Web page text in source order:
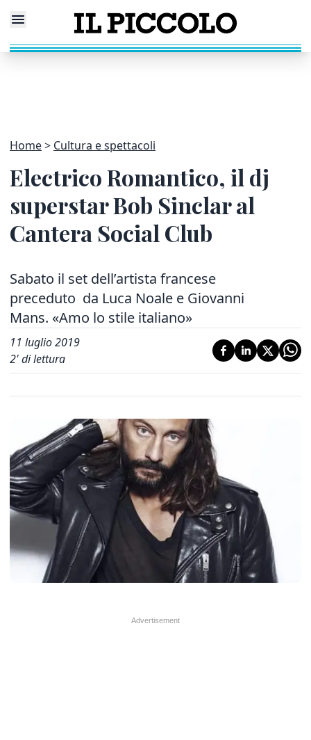
Home Cultura e spettacoli
Electrico Romantico, il dj
superstar Bob Sinclar al
Cantera Social Club
Sabato il set dell’artista francese
preceduto da Luca Noale e Giovanni
Mans. «Amo lo stile italiano»
11 luglio 2019
2' di lettura